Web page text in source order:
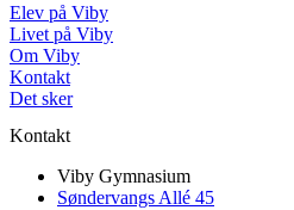
Elev på Viby
Livet på Viby
Om Viby
Kontakt
Det sker
Kontakt
Viby Gymnasium
Søndervangs Allé 45